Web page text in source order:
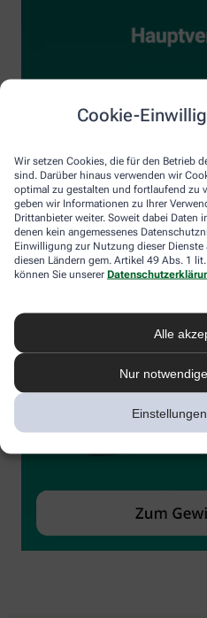
Cookie-
Wir setzen Cookies, die für den Betrieb
sind. Darüber hinaus verwenden wir
optimal zu gestalten und fortlaufend zu
geben wir Informationen zu Ihrer
Drittanbieter weiter. Soweit dabei Daten
denen kein angemessenes
Einwilligung zur Nutzung dieser Dienste
diesen Ländern gem. Artikel 49 Abs. 1
können Sie unserer
Alle
Nur